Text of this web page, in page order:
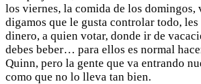
los viernes, la comida de los
digamos que le gusta controlar todo, les
dinero, a quien votar, donde ir de
debes beber… para ellos es normal
Quinn, pero la gente que va entrando
como que no lo lleva tan bien.